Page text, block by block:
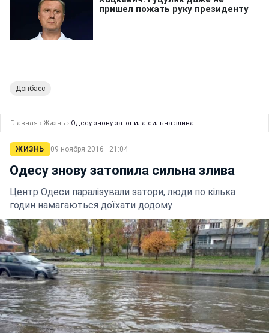
Донбасс
Главная › Жизнь › Одесу знову затопила сильна злива
ЖИЗНЬ 09 ноября 2016 · 21:04
Одесу знову затопила сильна злива
Центр Одеси паралізували затори, люди по кілька
годин намагаються доїхати додому